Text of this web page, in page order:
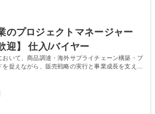
ソーシャルコマース領域】
学院 大学 高
格：
のプロジェクトマネージャー
迎】 仕入/バイヤー
いて、商品調達・海外サプライチェーン構築・プ
捉えながら、販売戦略の実行と事業成長を支える